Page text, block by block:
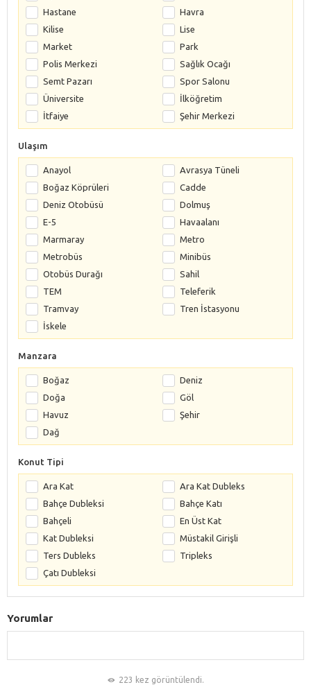
Hastane
Havra
Kilise
Lise
Market
Park
Polis Merkezi
Sağlık Ocağı
Semt Pazarı
Spor Salonu
Üniversite
İlköğretim
İtfaiye
Şehir Merkezi
Ulaşım
Anayol
Avrasya Tüneli
Boğaz Köprüleri
Cadde
Deniz Otobüsü
Dolmuş
E-5
Havaalanı
Marmaray
Metro
Metrobüs
Minibüs
Otobüs Durağı
Sahil
TEM
Teleferik
Tramvay
Tren İstasyonu
İskele
Manzara
Boğaz
Deniz
Doğa
Göl
Havuz
Şehir
Dağ
Konut Tipi
Ara Kat
Ara Kat Dubleks
Bahçe Dubleksi
Bahçe Katı
Bahçeli
En Üst Kat
Kat Dubleksi
Müstakil Girişli
Ters Dubleks
Tripleks
Çatı Dubleksi
Yorumlar
223 kez görüntülendi.